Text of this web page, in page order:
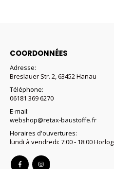
COORDONNÉES
Adresse:
Breslauer Str. 2, 63452 Hanau
Téléphone:
06181 369 6270
E-mail:
webshop@retax-baustoffe.fr
Horaires d'ouvertures:
lundi à vendredi: 7:00 - 18:00